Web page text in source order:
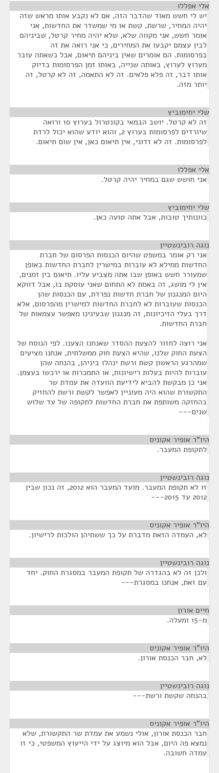
אלי אפללו
יש לי חשש מאוד שהדבר הזה, אם לא נקבע אותו מראש שזה
יהיה המחיר, שרשת, קשת או מי שמשדר את החדשות, אני
אומר חשש, אני מקווה שלא, שלא יהיה מחיר קרטל, שביניהם
לבין עצמם יקבעו את המחירים, כי אני רואה את זה
בפרסומות. הם אומרים שאין ביניהם תיאום, אבל כשאתה עובר
מערוץ לערוץ, באותה שנייה, באותו זמן הפרסומות בדיוק
אותו דבר, זה פלא פלאים. זה לא התאמה, זה לא קרטל, זה
יותר מזה.
שלי יחימוביץ
זה לא קרטל. יושב הבמאי בקונטרול בערוץ 10 ורואה
שיורדים לפרסומות בערוץ 2, והוא יודע שהוא יכול לרדת
לפרסומות. זה לא זדוני, אין תיאום כאן, אין שום תיאום.
אלי אפללו
אני חושש שגם במחיר יהיה קרטל.
שלי יחימוביץ
כוונותיך טובות, אבל אתה טועה כאן.
נוגה רובינשטיין
אני רק אומר במשפט שהיום הכנסות הפרסום של חברת
החדשות ממילא לא עוברות במישרין לחברת החדשות באופן
שמעורר חשש באופן שבו אתה מצביע עליו. תיאום בין זמנים,
אין לי מושג, זה באמת לא התחום שאני עוסקת בו, אבל דווקא
היום המנגנון של חברת חדשות נפרדת, עם הכנסות שהן
הכנסות שעוברות לא לחברת החדשות למישרין מהפרסום, אלא
דרך בעלי הזיכיונות, זה מנגנון שבעינינו מאפשר עצמאות של
חברת החדשות.
אני רוצה לחזור להצעת ההסדר שאנחנו הצענו. לפי הנוסח של
הצעת החוק שלנו, שהיא הצעת חוק ממשלתית, אנחנו מציעים
שמהרגע הראשון קשת ורשת ינהלו ביניהן, בהנחה שהן
עוברות להיות בעלות רישיונות, או התמכרות או ירכשו בעצמן.
אני כן מבקשת להביא לידיעת הוועדה את עמדת שר
התקשורת שהוא היה מעוניין לאפשר לקשת ורשת להחזיק
בהחזקה משותפת את חברת החדשות לתקופה של עד שלוש
שנים---
היו"ר אופיר אקוניס
לתקופת המעבר.
נוגה רובינשטיין
זו לא תקופת המעבר. מועד המעבר הוא 2012, זה נכון שבין
2012 עד 2015---
היו"ר אופיר אקוניס
לא, העמדה הזאת מדברת על כך ששתיהן הולכות לרישיון.
נוגה רובינשטיין
ולכן זה לא בהגדרה של תקופת המעבר במסגרת החוק. יחד
עם זאת, אנחנו במסגרת---
חיים אורון
מ-15 ומעלה.
היו"ר אופיר אקוניס
לא, חבר הכנסת אורון.
נוגה רובינשטיין
בהנחה שקשת ורשת---
היו"ר אופיר אקוניס
חבר הכנסת אורון, אולי נשמע את עמדת שר התקשורת, שלא
נמצא פה היום, אבל הוא מיוצג על ידי הייעוץ המשפטי, כי זו
עמדה חשובה.